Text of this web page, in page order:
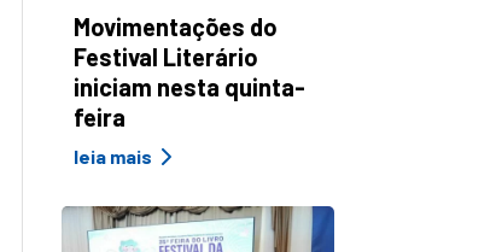
Movimentações do
Festival Literário
iniciam nesta quinta-
feira
leia mais